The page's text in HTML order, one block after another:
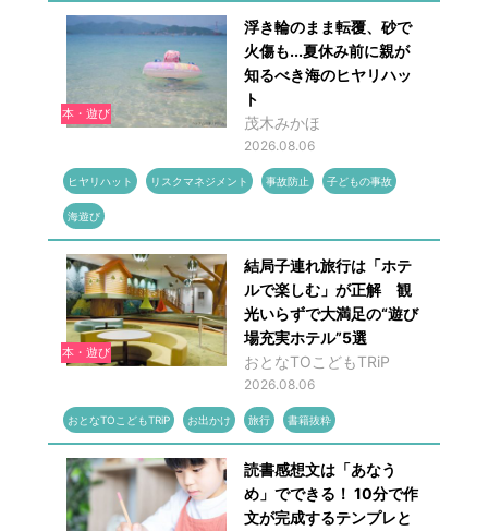
本・遊び
浮き輪のまま転覆、砂で
火傷も...夏休み前に親が
知るべき海のヒヤリハッ
ト
茂木みかほ
2026.08.06
ヒヤリハット リスクマネジメント 事故防止 子どもの事故
海遊び
本・遊び
結局子連れ旅行は「ホテ
ルで楽しむ」が正解 観
光いらずで大満足の“遊び
場充実ホテル”5選
おとなTOこどもTRiP
2026.08.06
おとなTOこどもTRiP お出かけ 旅行 書籍抜粋
読書感想文は「あなう
め」でできる！ 10分で作
文が完成するテンプレと